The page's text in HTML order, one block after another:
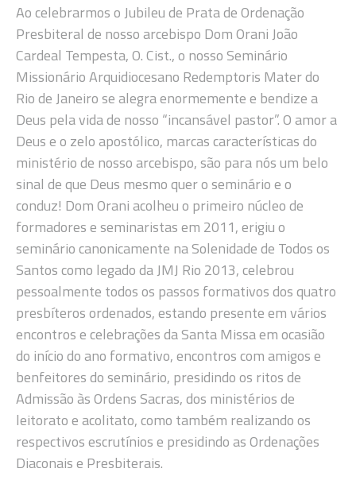
Ao celebrarmos o Jubileu de Prata de Ordenação
Presbiteral de nosso arcebispo Dom Orani João
Cardeal Tempesta, O. Cist., o nosso Seminário
Missionário Arquidiocesano Redemptoris Mater do
Rio de Janeiro se alegra enormemente e bendize a
Deus pela vida de nosso “incansável pastor”. O amor a
Deus e o zelo apostólico, marcas características do
ministério de nosso arcebispo, são para nós um belo
sinal de que Deus mesmo quer o seminário e o
conduz! Dom Orani acolheu o primeiro núcleo de
formadores e seminaristas em 2011, erigiu o
seminário canonicamente na Solenidade de Todos os
Santos como legado da JMJ Rio 2013, celebrou
pessoalmente todos os passos formativos dos quatro
presbíteros ordenados, estando presente em vários
encontros e celebrações da Santa Missa em ocasião
do início do ano formativo, encontros com amigos e
benfeitores do seminário, presidindo os ritos de
Admissão às Ordens Sacras, dos ministérios de
leitorato e acolitato, como também realizando os
respectivos escrutínios e presidindo as Ordenações
Diaconais e Presbiterais.